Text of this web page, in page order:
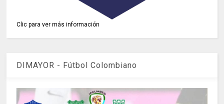
Clic para ver más información
DIMAYOR - Fútbol Colombiano